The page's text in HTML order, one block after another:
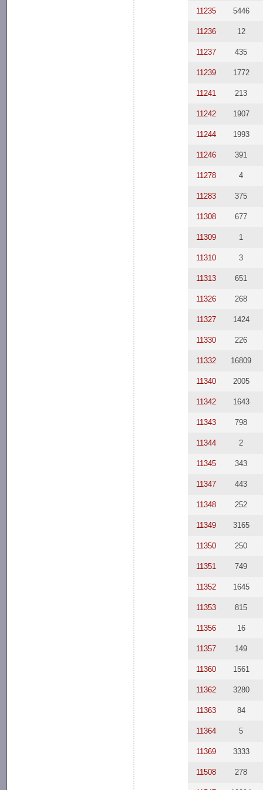
11235 5446
11236 12
11237 435
11239 1772
11241 213
11242 1907
11244 1993
11246 391
11278 4
11283 375
11308 677
11309 1
11310 3
11313 651
11326 268
11327 1424
11330 226
11332 16809
11340 2005
11342 1643
11343 798
11344 2
11345 343
11347 443
11348 252
11349 3165
11350 250
11351 749
11352 1645
11353 815
11356 16
11357 149
11360 1561
11362 3280
11363 84
11364 5
11369 3333
11508 278